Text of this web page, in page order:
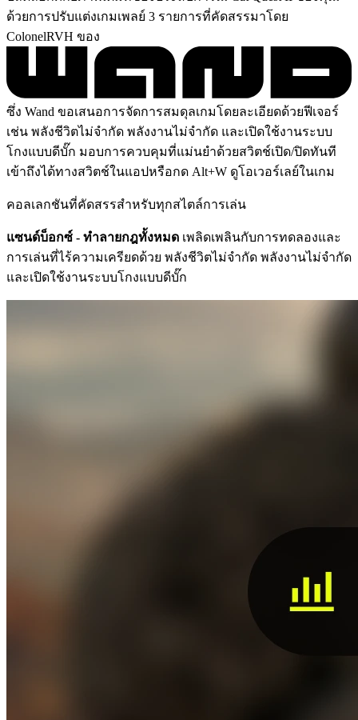
ด้วยการปรับแต่งเกมเพลย์ 3 รายการที่คัดสรรมาโดย
ColonelRVH ของ
ซึ่ง Wand ขอเสนอการจัดการสมดุลเกมโดยละเอียดด้วยฟีเจอร์
เช่น พลังชีวิตไม่จำกัด พลังงานไม่จำกัด และเปิดใช้งานระบบ
โกงแบบดีบั๊ก มอบการควบคุมที่แม่นยำด้วยสวิตช์เปิด/ปิดทันที
เข้าถึงได้ทางสวิตช์ในแอปหรือกด Alt+W ดูโอเวอร์เลย์ในเกม
คอลเลกชันที่คัดสรรสำหรับทุกสไตล์การเล่น
แซนด์บ็อกซ์ - ทำลายกฎทั้งหมด เพลิดเพลินกับการทดลองและ
การเล่นที่ไร้ความเครียดด้วย พลังชีวิตไม่จำกัด พลังงานไม่จำกัด
และเปิดใช้งานระบบโกงแบบดีบั๊ก